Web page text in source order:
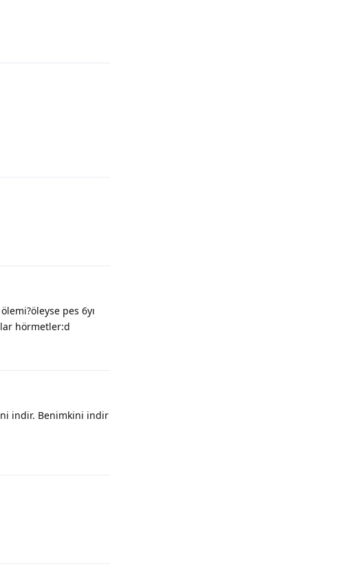
pes 6yı
hörmetler:d
indir. Benimkini indir